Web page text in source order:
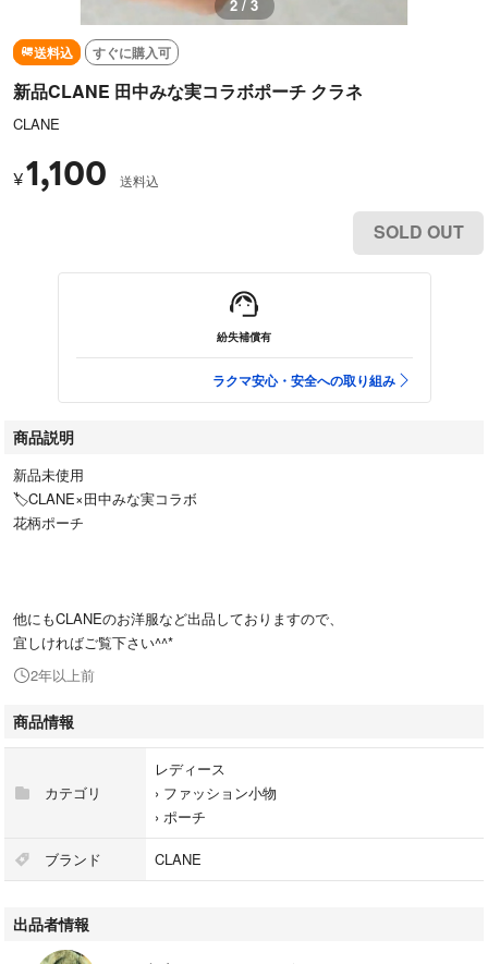
3 / 3
送料込 すぐに購入可
新品CLANE 田中みな実コラボポーチ クラネ
CLANE
¥1,100 送料込
SOLD OUT
紛失補償有
ラクマ安心・安全への取り組み
商品説明
新品未使用
🏷CLANE×田中みな実コラボ
花柄ポーチ
他にもCLANEのお洋服など出品しておりますので、
宜しければご覧下さい^^*
2年以上前
商品情報
カテゴリ
レディース
› ファッション小物
› ポーチ
ブランド CLANE
出品者情報